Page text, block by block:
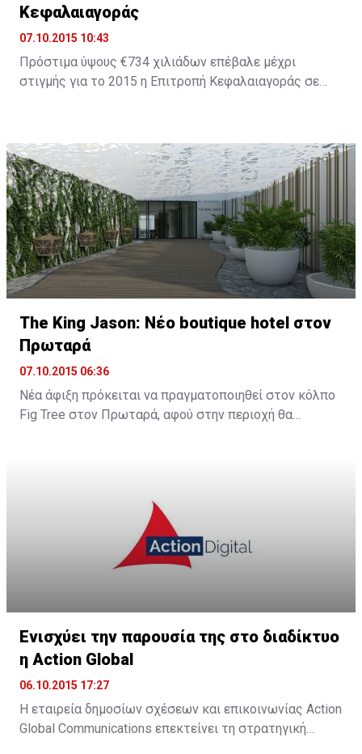
Κεφαλαιαγοράς
07.10.2015 10:43
Πρόστιμα ύψους €734 χιλιάδων επέβαλε μέχρι
στιγμής για το 2015 η Επιτροπή Κεφαλαιαγοράς σε
πρόστιμα ύψους €8,2 εκατ., ενώ για το 2013 τα
συνολικά πρόστιμα ήταν μόλις €1,279,000.
The King Jason: Νέο boutique hotel στον
Πρωταρά
07.10.2015 06:36
Νέα άφιξη πρόκειται να πραγματοποιηθεί στον κόλπο
Fig Tree στον Πρωταρά, αφού στην περιοχή θα
Ενισχύει την παρουσία της στο διαδίκτυο
η Action Global
06.10.2015 17:27
Η εταιρεία δημοσίων σχέσεων και επικοινωνίας Action
Global Communications επεκτείνει τη στρατηγική